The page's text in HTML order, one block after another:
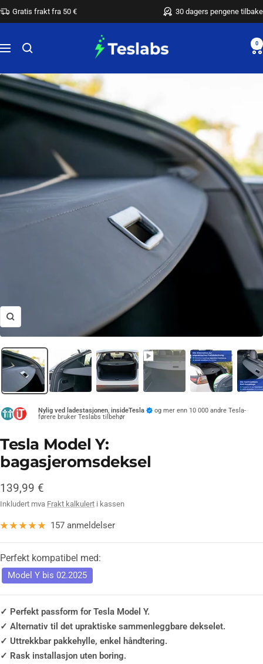
Hopp
over
Gratis frakt fra 50 € 30 dagers pengene tilbake
Meny
Teslabs 0
Forstørr
Nylig ved ladestasjonen, insideTesla
og mer enn 10 000 andre Tesla-
førere bruker Teslabs tilbehør
Tesla Model Y:
bagasjeromsdeksel
Tilbud
139,99 €
Inkludert mva Frakt kalkulert i kassen
157 anmeldelser
Perfekt kompatibel med:
Model Y bis 02.2025
✓ Perfekt passform for Tesla Model Y.
✓ Alternativ til det upraktiske sammenleggbare dekselet.
✓ Uttrekkbar pakkehylle, enkel håndtering.
✓ Rask installasjon uten boring.